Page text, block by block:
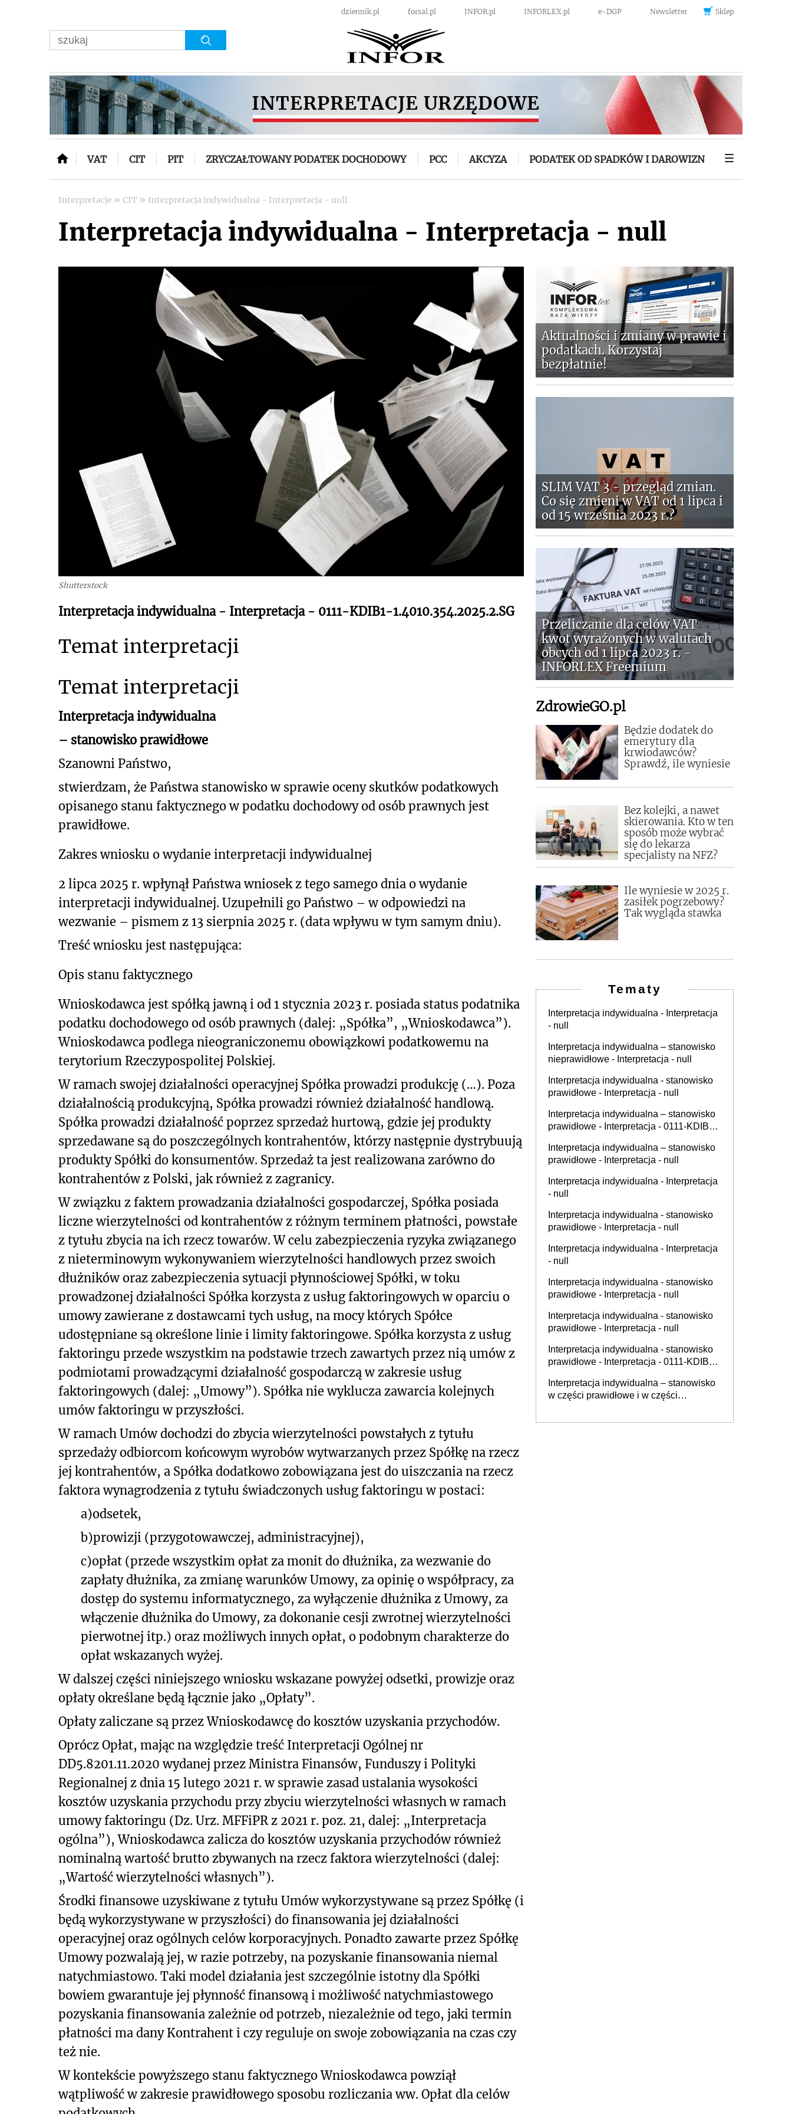
dziennik.pl forsal.pl INFOR.pl INFORLEX.pl e-DGP Newsletter Sklep
VAT CIT PIT ZRYCZAŁTOWANY PODATEK DOCHODOWY PCC AKCYZA PODATEK OD SPADKÓW I DAROWIZN
Interpretacje » CIT » Interpretacja indywidualna - Interpretacja - null
Interpretacja indywidualna - Interpretacja - null
Shutterstock
Interpretacja indywidualna - Interpretacja - 0111-KDIB1-1.4010.354.2025.2.SG
Temat interpretacji
Temat interpretacji
Interpretacja indywidualna
– stanowisko prawidłowe
Szanowni Państwo,
stwierdzam, że Państwa stanowisko w sprawie oceny skutków podatkowych
opisanego stanu faktycznego w podatku dochodowy od osób prawnych jest
prawidłowe.
Zakres wniosku o wydanie interpretacji indywidualnej
2 lipca 2025 r. wpłynął Państwa wniosek z tego samego dnia o wydanie
interpretacji indywidualnej. Uzupełnili go Państwo – w odpowiedzi na
wezwanie – pismem z 13 sierpnia 2025 r. (data wpływu w tym samym dniu).
Treść wniosku jest następująca:
Opis stanu faktycznego
Wnioskodawca jest spółką jawną i od 1 stycznia 2023 r. posiada status podatnika
podatku dochodowego od osób prawnych (dalej: „Spółka”, „Wnioskodawca”).
Wnioskodawca podlega nieograniczonemu obowiązkowi podatkowemu na
terytorium Rzeczypospolitej Polskiej.
W ramach swojej działalności operacyjnej Spółka prowadzi produkcję (…). Poza
działalnością produkcyjną, Spółka prowadzi również działalność handlową.
Spółka prowadzi działalność poprzez sprzedaż hurtową, gdzie jej produkty
sprzedawane są do poszczególnych kontrahentów, którzy następnie dystrybuują
produkty Spółki do konsumentów. Sprzedaż ta jest realizowana zarówno do
kontrahentów z Polski, jak również z zagranicy.
W związku z faktem prowadzania działalności gospodarczej, Spółka posiada
liczne wierzytelności od kontrahentów z różnym terminem płatności, powstałe
z tytułu zbycia na ich rzecz towarów. W celu zabezpieczenia ryzyka związanego
z nieterminowym wykonywaniem wierzytelności handlowych przez swoich
dłużników oraz zabezpieczenia sytuacji płynnościowej Spółki, w toku
prowadzonej działalności Spółka korzysta z usług faktoringowych w oparciu o
umowy zawierane z dostawcami tych usług, na mocy których Spółce
udostępniane są określone linie i limity faktoringowe. Spółka korzysta z usług
faktoringu przede wszystkim na podstawie trzech zawartych przez nią umów z
podmiotami prowadzącymi działalność gospodarczą w zakresie usług
faktoringowych (dalej: „Umowy”). Spółka nie wyklucza zawarcia kolejnych
umów faktoringu w przyszłości.
W ramach Umów dochodzi do zbycia wierzytelności powstałych z tytułu
sprzedaży odbiorcom końcowym wyrobów wytwarzanych przez Spółkę na rzecz
jej kontrahentów, a Spółka dodatkowo zobowiązana jest do uiszczania na rzecz
faktora wynagrodzenia z tytułu świadczonych usług faktoringu w postaci:
a)odsetek,
b)prowizji (przygotowawczej, administracyjnej),
c)opłat (przede wszystkim opłat za monit do dłużnika, za wezwanie do
zapłaty dłużnika, za zmianę warunków Umowy, za opinię o współpracy, za
dostęp do systemu informatycznego, za wyłączenie dłużnika z Umowy, za
włączenie dłużnika do Umowy, za dokonanie cesji zwrotnej wierzytelności
pierwotnej itp.) oraz możliwych innych opłat, o podobnym charakterze do
opłat wskazanych wyżej.
W dalszej części niniejszego wniosku wskazane powyżej odsetki, prowizje oraz
opłaty określane będą łącznie jako „Opłaty”.
Opłaty zaliczane są przez Wnioskodawcę do kosztów uzyskania przychodów.
Oprócz Opłat, mając na względzie treść Interpretacji Ogólnej nr
DD5.8201.11.2020 wydanej przez Ministra Finansów, Funduszy i Polityki
Regionalnej z dnia 15 lutego 2021 r. w sprawie zasad ustalania wysokości
kosztów uzyskania przychodu przy zbyciu wierzytelności własnych w ramach
umowy faktoringu (Dz. Urz. MFFiPR z 2021 r. poz. 21, dalej: „Interpretacja
ogólna”), Wnioskodawca zalicza do kosztów uzyskania przychodów również
nominalną wartość brutto zbywanych na rzecz faktora wierzytelności (dalej:
„Wartość wierzytelności własnych”).
Środki finansowe uzyskiwane z tytułu Umów wykorzystywane są przez Spółkę (i
będą wykorzystywane w przyszłości) do finansowania jej działalności
operacyjnej oraz ogólnych celów korporacyjnych. Ponadto zawarte przez Spółkę
Umowy pozwalają jej, w razie potrzeby, na pozyskanie finansowania niemal
natychmiastowo. Taki model działania jest szczególnie istotny dla Spółki
bowiem gwarantuje jej płynność finansową i możliwość natychmiastowego
pozyskania finansowania zależnie od potrzeb, niezależnie od tego, jaki termin
płatności ma dany Kontrahent i czy reguluje on swoje zobowiązania na czas czy
też nie.
W kontekście powyższego stanu faktycznego Wnioskodawca powziął
wątpliwość w zakresie prawidłowego sposobu rozliczania ww. Opłat dla celów
Aktualności i zmiany w prawie i
podatkach. Korzystaj
bezpłatnie!
SLIM VAT 3 - przegląd zmian.
Co się zmieni w VAT od 1 lipca i
od 15 września 2023 r.?
Przeliczanie dla celów VAT
kwot wyrażonych w walutach
obcych od 1 lipca 2023 r. -
INFORLEX Freemium
ZdrowieGO.pl
Będzie dodatek do
emerytury dla
krwiodawców?
Sprawdź, ile wyniesie
Bez kolejki, a nawet
skierowania. Kto w ten
sposób może wybrać
się do lekarza
specjalisty na NFZ?
Ile wyniesie w 2025 r.
zasiłek pogrzebowy?
Tak wygląda stawka
Tematy
Interpretacja indywidualna - Interpretacja
- null
Interpretacja indywidualna – stanowisko
nieprawidłowe - Interpretacja - null
Interpretacja indywidualna - stanowisko
prawidłowe - Interpretacja - null
Interpretacja indywidualna – stanowisko
prawidłowe - Interpretacja - 0111-KDIB3-
Interpretacja indywidualna – stanowisko
prawidłowe - Interpretacja - null
Interpretacja indywidualna - Interpretacja
- null
Interpretacja indywidualna - stanowisko
prawidłowe - Interpretacja - null
Interpretacja indywidualna - Interpretacja
- null
Interpretacja indywidualna - stanowisko
prawidłowe - Interpretacja - null
Interpretacja indywidualna - stanowisko
prawidłowe - Interpretacja - null
Interpretacja indywidualna - stanowisko
prawidłowe - Interpretacja - 0111-KDIB1-
Interpretacja indywidualna – stanowisko
w części prawidłowe i w części